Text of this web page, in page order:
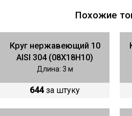
Похожие
Круг нержавеющий 10
AISI 304 (08Х18Н10)
Длина: 3 м
644 за штуку